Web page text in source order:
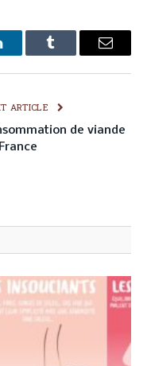
Tumblr Email
ARTICLE
de viande